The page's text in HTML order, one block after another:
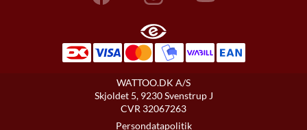
WATTOO.DK A/S
Skjoldet 5, 9230 Svenstrup J
CVR 32067263
Persondatapolitik